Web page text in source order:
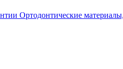
Ортодонтические